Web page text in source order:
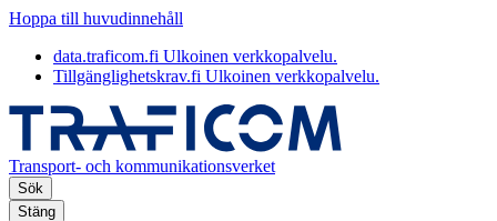
Hoppa till huvudinnehåll
data.traficom.fi Ulkoinen verkkopalvelu.
Tillgänglighetskrav.fi Ulkoinen verkkopalvelu.
Transport- och kommunikationsverket
Sök
Stäng